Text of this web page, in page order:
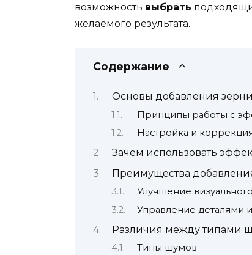
возможность выбрать
желаемого результата.
Содержание
Основы добавления
Принципы работы с
Настройка и
Зачем использовать
Преимущества
Улучшение
Управление деталями
Различия между типами
Типы шумов